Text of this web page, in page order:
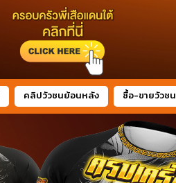
คลิปวัวชนย้อนหลัง ซื้อ-ขายวัวชน